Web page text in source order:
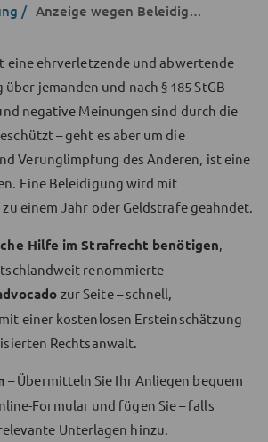
Anzeige wegen Beleidigung
eine ehrverletzende und abwertende
jemanden und nach § 185 StGB
negative Meinungen sind durch die
– geht es aber um die
Verunglimpfung des Anderen, ist eine
Eine Beleidigung wird mit
einem Jahr oder Geldstrafe geahndet.
Hilfe im Strafrecht benötigen
renommierte
zur Seite – schnell,
einer kostenlosen Ersteinschätzung
Rechtsanwalt.
– Übermitteln Sie Ihr Anliegen bequem
Formular und fügen Sie – falls
Unterlagen hinzu.